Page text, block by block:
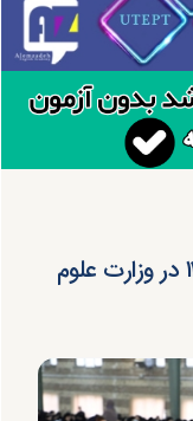
پیگیری برگزاری کنکور ارشد ۱۴۰۵ در وزارت علوم